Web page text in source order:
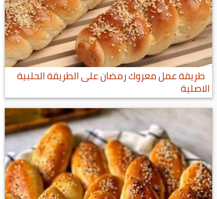
طريقة عمل معروك رمضان على الطريقة الحلبية
الاصلية